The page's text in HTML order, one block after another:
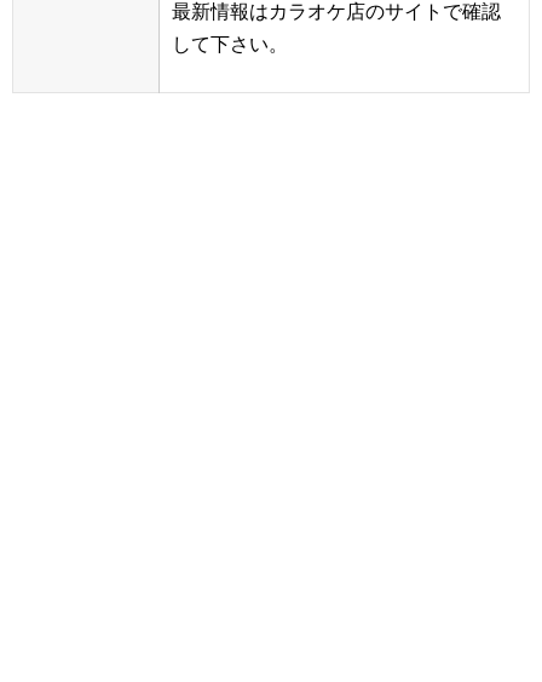
最新情報はカラオケ店のサイトで確認
して下さい。